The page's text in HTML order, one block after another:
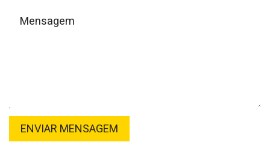
Mensagem
ENVIAR MENSAGEM